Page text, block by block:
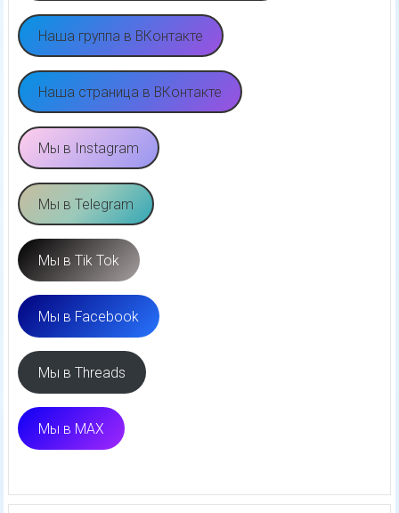
Наша группа в ВКонтакте
Наша страница в ВКонтакте
Мы в Instagram
Мы в Telegram
Мы в Tik Tok
Мы в Facebook
Мы в Threads
Мы в MAX